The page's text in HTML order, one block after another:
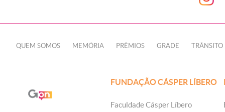
QUEM SOMOS MEMÓRIA PRÊMIOS GRADE TRÂNSITO
FUNDAÇÃO CÁSPER LÍBERO
Faculdade Cásper Líbero